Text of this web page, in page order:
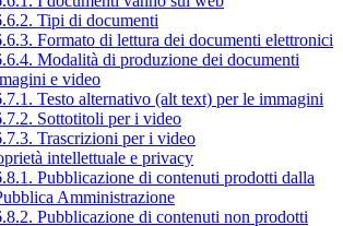
Tipi di documenti
Formato di lettura dei documenti elettronici
Modalità di produzione dei documenti
e video
Testo alternativo (alt text) per le immagini
Sottotitoli per i video
Trascrizioni per i video
intellettuale e privacy
Pubblicazione di contenuti prodotti dalla
Amministrazione
Pubblicazione di contenuti non prodotti